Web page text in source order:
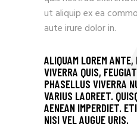
ut aliquip ex ea
aute irure dolor in.
ALIQUAM LOREM
VIVERRA QUIS,
PHASELLUS VIVERRA
VARIUS LAOREET.
AENEAN IMPERDIET.
NISI VEL AUGUE URIS.